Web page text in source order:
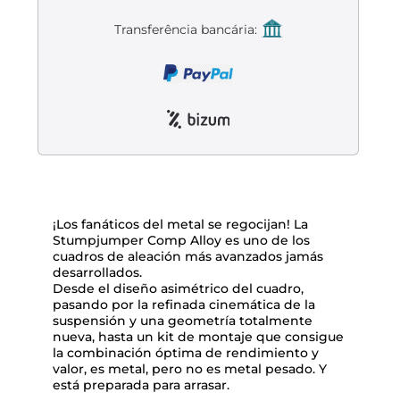
Transferência bancária:
¡Los fanáticos del metal se regocijan! La
Stumpjumper Comp Alloy es uno de los
cuadros de aleación más avanzados jamás
desarrollados.
Desde el diseño asimétrico del cuadro,
pasando por la refinada cinemática de la
suspensión y una geometría totalmente
nueva, hasta un kit de montaje que consigue
la combinación óptima de rendimiento y
valor, es metal, pero no es metal pesado. Y
está preparada para arrasar.